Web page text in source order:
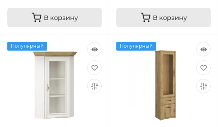
В корзину В корзину
Популярный Популярный